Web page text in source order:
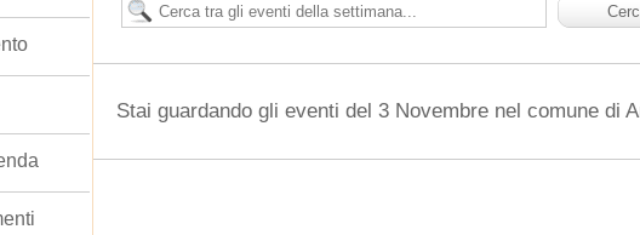
Stai guardando gli eventi del 3 Novembre nel comune di